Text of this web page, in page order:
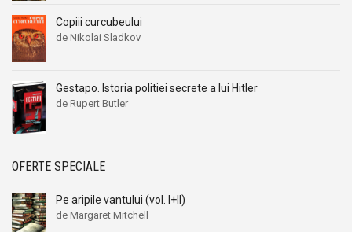
Copiii curcubeului
de Nikolai Sladkov
Gestapo. Istoria politiei secrete a lui Hitler
de Rupert Butler
OFERTE SPECIALE
Pe aripile vantului (vol. I+II)
de Margaret Mitchell